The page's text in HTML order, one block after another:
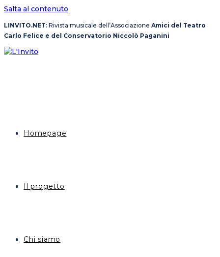
Salta al contenuto
LINVITO.NET: Rivista musicale dell’Associazione Amici del Teatro
Carlo Felice e del Conservatorio Niccolò Paganini
Homepage
Il progetto
Chi siamo